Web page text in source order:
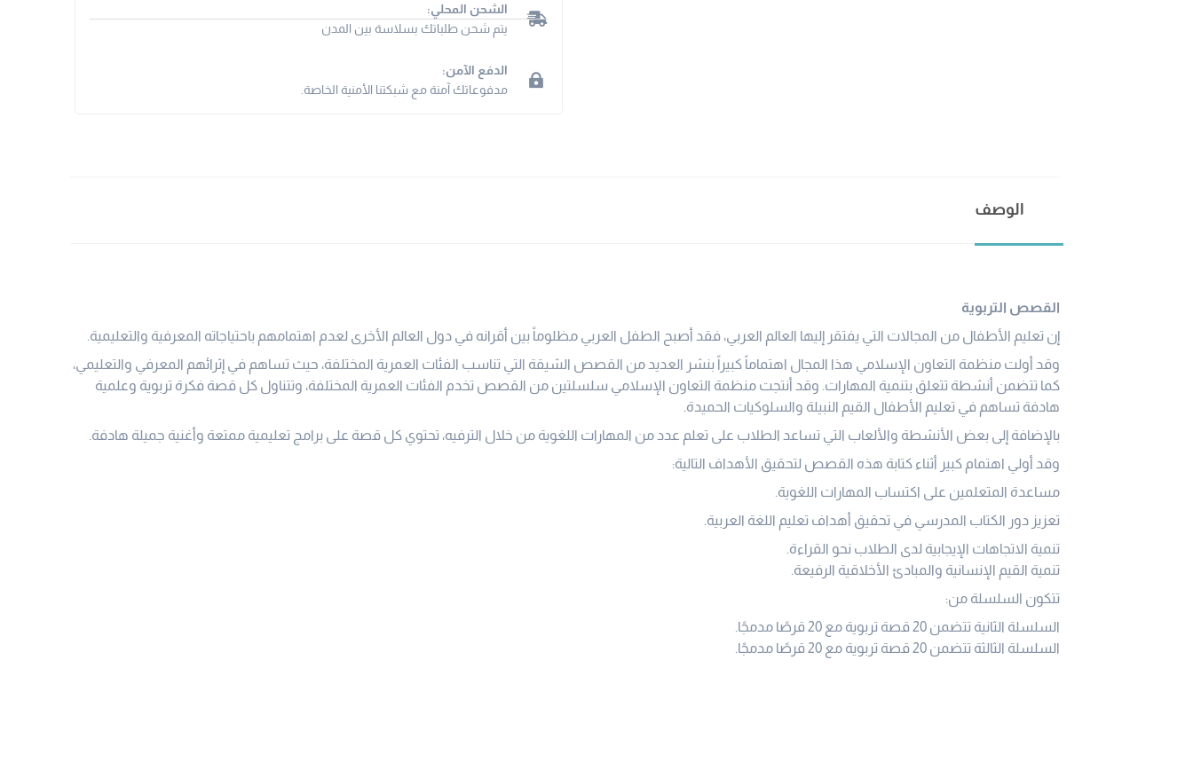
الشحن المحلي:
يتم شحن طلباتك بسلاسة بين المدن
الدفع الآمن:
مدفوعاتك آمنة مع شبكتنا الأمنية الخاصة.
الوصف
القصص التربوية
إن تعليم الأطفال من المجالات التي يفتقر إليها العالم العربي، فقد أصبح الطفل العربي مظلوماً بين أقرانه في دول العالم الأخرى لعدم اهتمامهم باحتياجاته المعرفية والتعليمية.
وقد أولت منظمة التعاون الإسلامي هذا المجال اهتماماً كبيراً بنشر العديد من القصص الشيقة التي تناسب الفئات العمرية المختلفة، حيث تساهم في إثرائهم المعرفي والتعليمي،
كما تتضمن أنشطة تتعلق بتنمية المهارات. وقد أنتجت منظمة التعاون الإسلامي سلسلتين من القصص تخدم الفئات العمرية المختلفة، وتتناول كل قصة فكرة تربوية وعلمية
هادفة تساهم في تعليم الأطفال القيم النبيلة والسلوكيات الحميدة.
بالإضافة إلى بعض الأنشطة والألعاب التي تساعد الطلاب على تعلم عدد من المهارات اللغوية من خلال الترفيه، تحتوي كل قصة على برامج تعليمية ممتعة وأغنية جميلة هادفة.
وقد أولي اهتمام كبير أثناء كتابة هذه القصص لتحقيق الأهداف التالية:
مساعدة المتعلمين على اكتساب المهارات اللغوية.
تعزيز دور الكتاب المدرسي في تحقيق أهداف تعليم اللغة العربية.
تنمية الاتجاهات الإيجابية لدى الطلاب نحو القراءة.
تنمية القيم الإنسانية والمبادئ الأخلاقية الرفيعة.
تتكون السلسلة من:
السلسلة الثانية تتضمن 20 قصة تربوية مع 20 قرصًا مدمجًا.
السلسلة الثالثة تتضمن 20 قصة تربوية مع 20 قرصًا مدمجًا.